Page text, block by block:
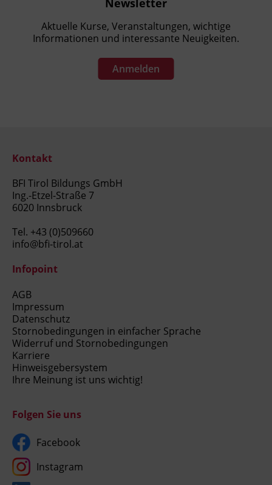
Aktuelle Kurse, Veranstaltungen, wichtige
Informationen und interessante Neuigkeiten.
Anmelden
Kontakt
BFI Tirol Bildungs GmbH
Ing.-Etzel-Straße 7
6020 Innsbruck
Tel. +43 (0)509660
info@bfi-tirol.at
Infopoint
AGB
Impressum
Datenschutz
Stornobedingungen in einfacher Sprache
Widerruf und Stornobedingungen
Karriere
Hinweisgebersystem
Ihre Meinung ist uns wichtig!
Folgen Sie uns
Facebook
Instagram